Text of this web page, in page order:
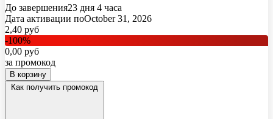
До завершения23 дня 4 часа
Дата активации поOctober 31, 2026
2,40 руб
-100%
0,00 руб
за промокод
В корзину
Как получить промокод